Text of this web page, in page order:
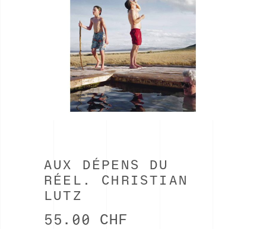
AUX DÉPENS DU
RÉEL. CHRISTIAN
LUTZ
55.00 CHF